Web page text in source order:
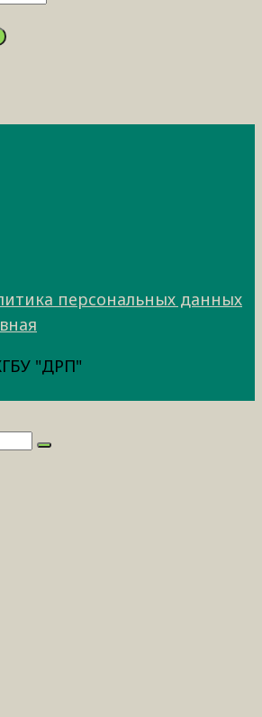
персональных данных
"ДРП"